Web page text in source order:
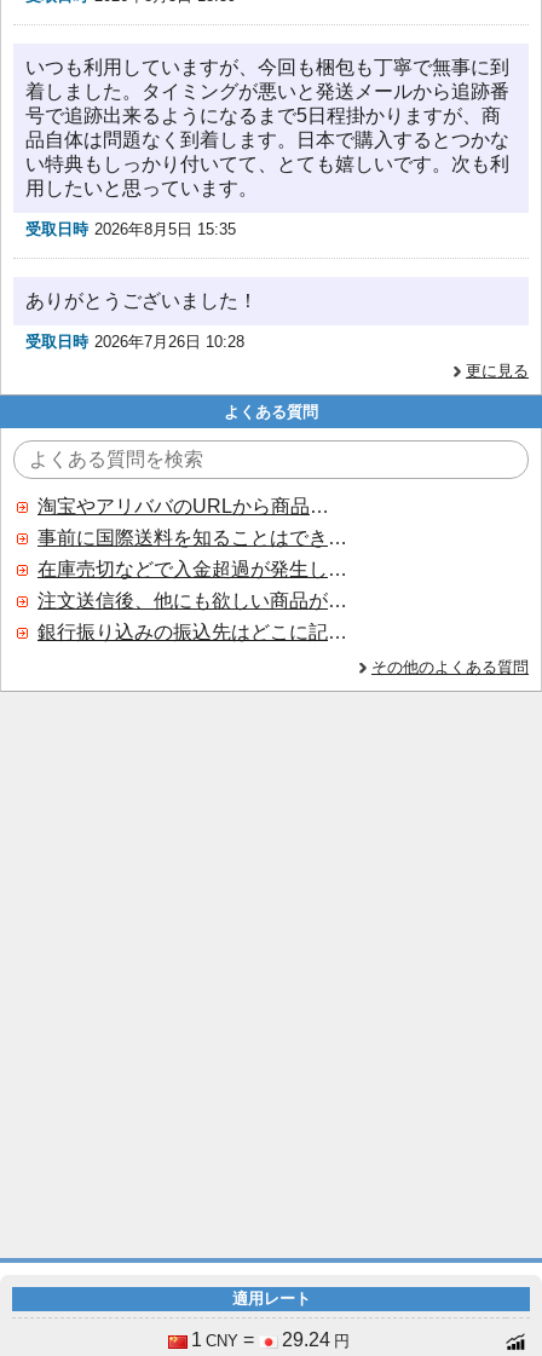
いつも利用していますが、今回も梱包も丁寧で無事に到
着しました。タイミングが悪いと発送メールから追跡番
号で追跡出来るようになるまで5日程掛かりますが、商
品自体は問題なく到着します。日本で購入するとつかな
い特典もしっかり付いてて、とても嬉しいです。次も利
用したいと思っています。
受取日時 2026年8月5日 15:35
ありがとうございました！
受取日時 2026年7月26日 10:28
更に見る
よくある質問
淘宝やアリババのURLから商品を探すことはできますか？
事前に国際送料を知ることはできますか？
在庫売切などで入金超過が発生した場合はいつ返金されますか？
注文送信後、他にも欲しい商品が見つかった場合、追加注文できますか？
銀行振り込みの振込先はどこに記載されていますか？
その他のよくある質問
適用レート
1 CNY = 29.24 円